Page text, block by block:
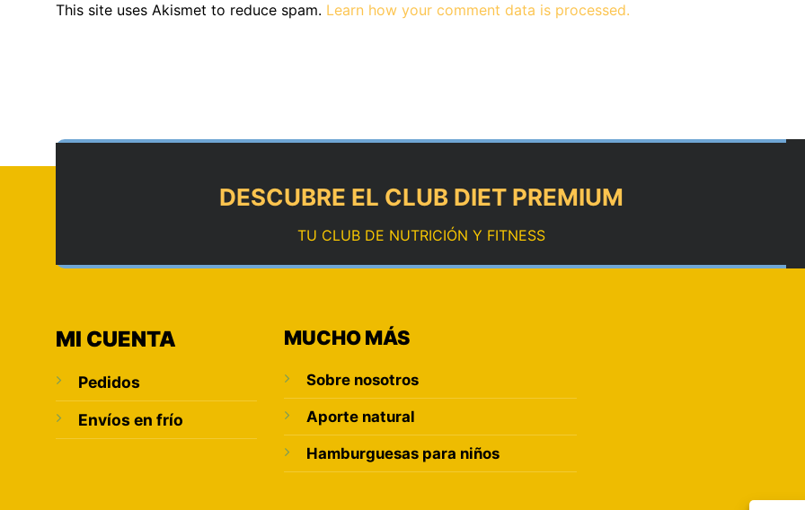
This site uses Akismet to reduce spam. Learn how your comment data is processed.
DESCUBRE EL CLUB DIET PREMIUM
TU CLUB DE NUTRICIÓN Y FITNESS
MI CUENTA
Pedidos
Envíos en frío
MUCHO MÁS
Sobre nosotros
Aporte natural
Hamburguesas para niños